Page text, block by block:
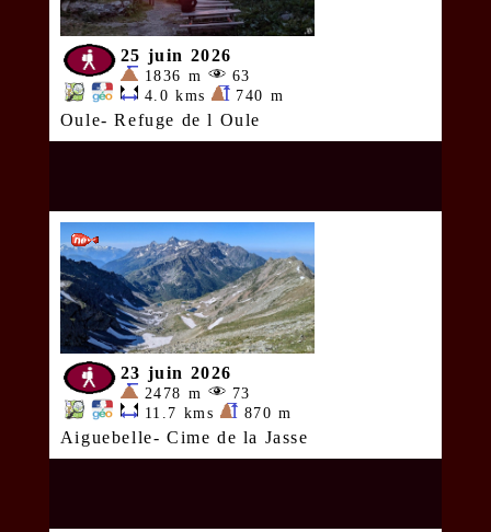
25 juin 2026
1836 m
63
4.0 kms
740 m
Oule- Refuge de l Oule
23 juin 2026
2478 m
73
11.7 kms
870 m
Aiguebelle- Cime de la Jasse